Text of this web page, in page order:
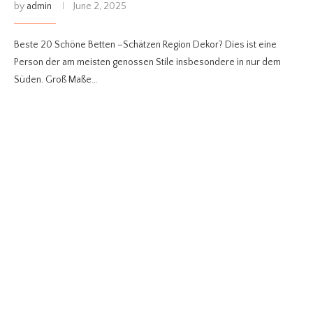
by admin June 2, 2025
Beste 20 Schöne Betten –Schätzen Region Dekor? Dies ist eine
Person der am meisten genossen Stile insbesondere in nur dem
Süden. Groß Maße…